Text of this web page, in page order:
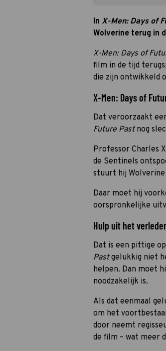
In X-Men: Days of
Wolverine terug in
X-Men: Days of
film in de tijd
die zijn ontwikkeld
X-Men: Days of
Dat veroorzaakt
Future Pastnog
Professor Charles
de Sentinels
stuurt hij Wolverine
Daar moet hij
oorspronkelijke
Hulp uit het
Dat is een pittige
Pastgelukkig niet
helpen. Dan moet
noodzakelijk is.
Als dat eenmaal
om het
door neemt
de film – wat meer